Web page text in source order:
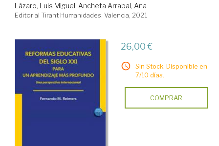
Lázaro, Luis Miguel; Ancheta Arrabal, Ana
Editorial Tirant Humanidades. Valencia, 2021
26,00 €
Sin Stock. Disponible en
7/10 días.
COMPRAR